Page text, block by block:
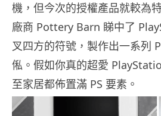
機，但今次的授權產品就較為
廠商 Pottery Barn 睇中了
叉四方的符號，製作出一系列
俬。假如你真的超愛
至家居都佈置滿 PS 要素。